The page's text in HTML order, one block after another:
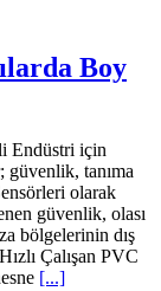
Boy
Endüstri için
güvenlik, tanıma
olarak
güvenlik, olası
bölgelerinin dış
Çalışan PVC
[...]